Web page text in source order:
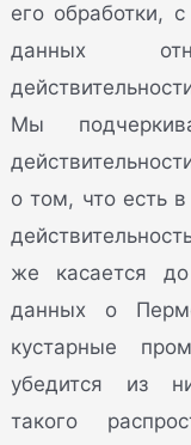
его обработки,
данных
Мы
о том, что есть
же касается
данных о
кустарные
убедится из
такого